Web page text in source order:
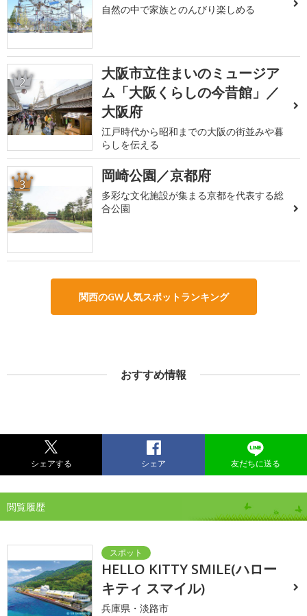
自然の中で家族とのんびり楽しめる
2
大阪市立住まいのミュージア
ム「大阪くらしの今昔館」／
大阪府
江戸時代から昭和までの大阪の街並みや暮
らしを伝える
3 岡崎公園／京都府
多彩な文化施設が集まる京都を代表する総
合公園
関西のGW人気スポットランキング
おすすめ情報
シェアする シェア 友だちに送る
閲覧履歴
HELLO KITTY SMILE(ハロー
キティ スマイル)
兵庫県・淡路市